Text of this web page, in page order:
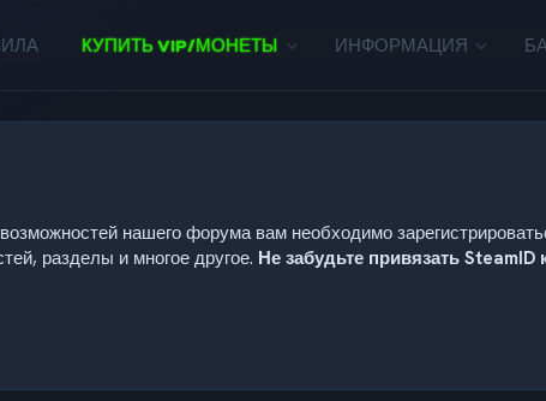
КУПИТЬ VIP/МОНЕТЫ ИНФОРМАЦИЯ
нашего форума вам необходимо
разделы и многое другое. Не забудьте привязать